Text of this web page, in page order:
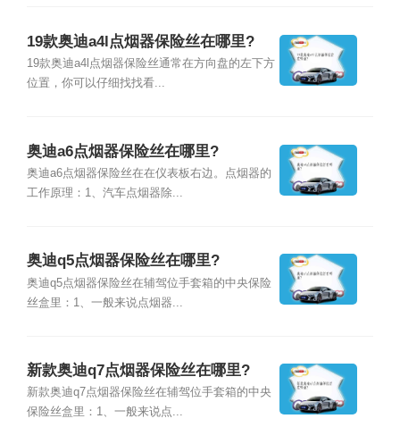
19款奥迪a4l点烟器保险丝在哪里?
19款奥迪a4l点烟器保险丝通常在方向盘的左下方
位置，你可以仔细找找看...
奥迪a6点烟器保险丝在哪里?
奥迪a6点烟器保险丝在在仪表板右边。点烟器的
工作原理：1、汽车点烟器除...
奥迪q5点烟器保险丝在哪里?
奥迪q5点烟器保险丝在辅驾位手套箱的中央保险
丝盒里：1、一般来说点烟器...
新款奥迪q7点烟器保险丝在哪里?
新款奥迪q7点烟器保险丝在辅驾位手套箱的中央
保险丝盒里：1、一般来说点...